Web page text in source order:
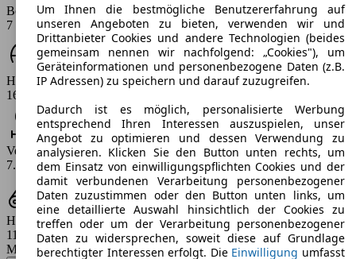
Beschleunigung (0-100 km/h)
7 - 12.5 s
Höchstgeschwindigkeit (km/h)
168 - 220 km/h
Verbrauch
7.1 - 10.2 l/100km
Hubraum
1197 - 1618 ccm
Modellbezeichnung :
Um Ihnen die bestmögliche Benutzererfahrung auf
unseren Angeboten zu bieten, verwenden wir und
Drittanbieter Cookies und andere Technologien (beides
gemeinsam nennen wir nachfolgend: „Cookies"), um
Geräteinformationen und personenbezogene Daten (z.B.
IP Adressen) zu speichern und darauf zuzugreifen.
Dadurch ist es möglich, personalisierte Werbung
entsprechend Ihren Interessen auszuspielen, unser
Angebot zu optimieren und dessen Verwendung zu
analysieren. Klicken Sie den Button unten rechts, um
dem Einsatz von einwilligungspflichten Cookies und der
damit verbundenen Verarbeitung personenbezogener
Daten zuzustimmen oder den Button unten links, um
eine detaillierte Auswahl hinsichtlich der Cookies zu
treffen oder um der Verarbeitung personenbezogener
Daten zu widersprechen, soweit diese auf Grundlage
berechtigter Interessen erfolgt. Die Einwilligung umfasst